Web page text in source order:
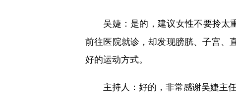
吴婕： 是的，建议女性不要拎太
前往医院就诊，却发现膀胱、子宫、
好的运动方式。
主持人： 好的，非常感谢吴婕主